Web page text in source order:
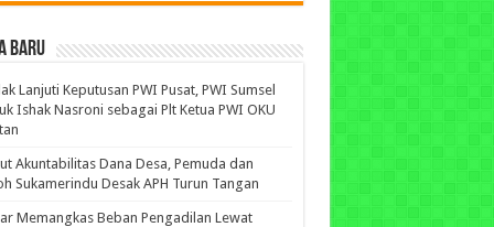
BARU
Lanjuti Keputusan PWI Pusat, PWI Sumsel
Ishak Nasroni sebagai Plt Ketua PWI OKU
Akuntabilitas Dana Desa, Pemuda dan
Sukamerindu Desak APH Turun Tangan
Memangkas Beban Pengadilan Lewat